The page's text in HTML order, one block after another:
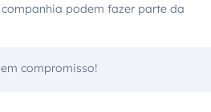
podem fazer parte da
compromisso!